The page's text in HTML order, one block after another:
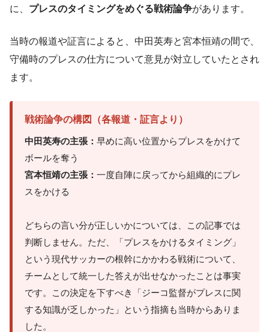
に、 プレスのタイミングをめぐる戦術論争があります。
当時の報道や証言によると、中田英寿と宮本恒靖の間で、
守備時のプレスの仕方について意見が対立していたとされ
ます。
戦術論争の構図（各報道・証言より）
中田英寿の主張： 早めに高い位置からプレスをかけて
ボールを奪う
宮本恒靖の主張： 一度自陣に戻ってから組織的にプレ
スをかける
どちらの言い分が正しいかについては、この記事では
判断しません。ただ、「プレスをかけるタイミング」
という現代サッカーの根幹にかかわる戦術について、
チームとして統一した答えが出せなかったことは事実
です。この決定を下すべき「ジーコ監督がプレスに関
する知識が乏しかった」という指摘も当時からありま
した。